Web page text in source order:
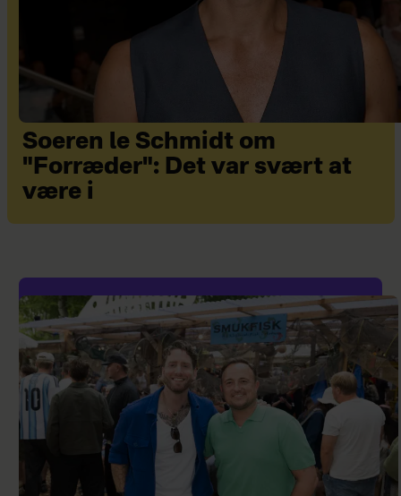
Soeren le Schmidt om
"Forræder": Det var svært at
være i